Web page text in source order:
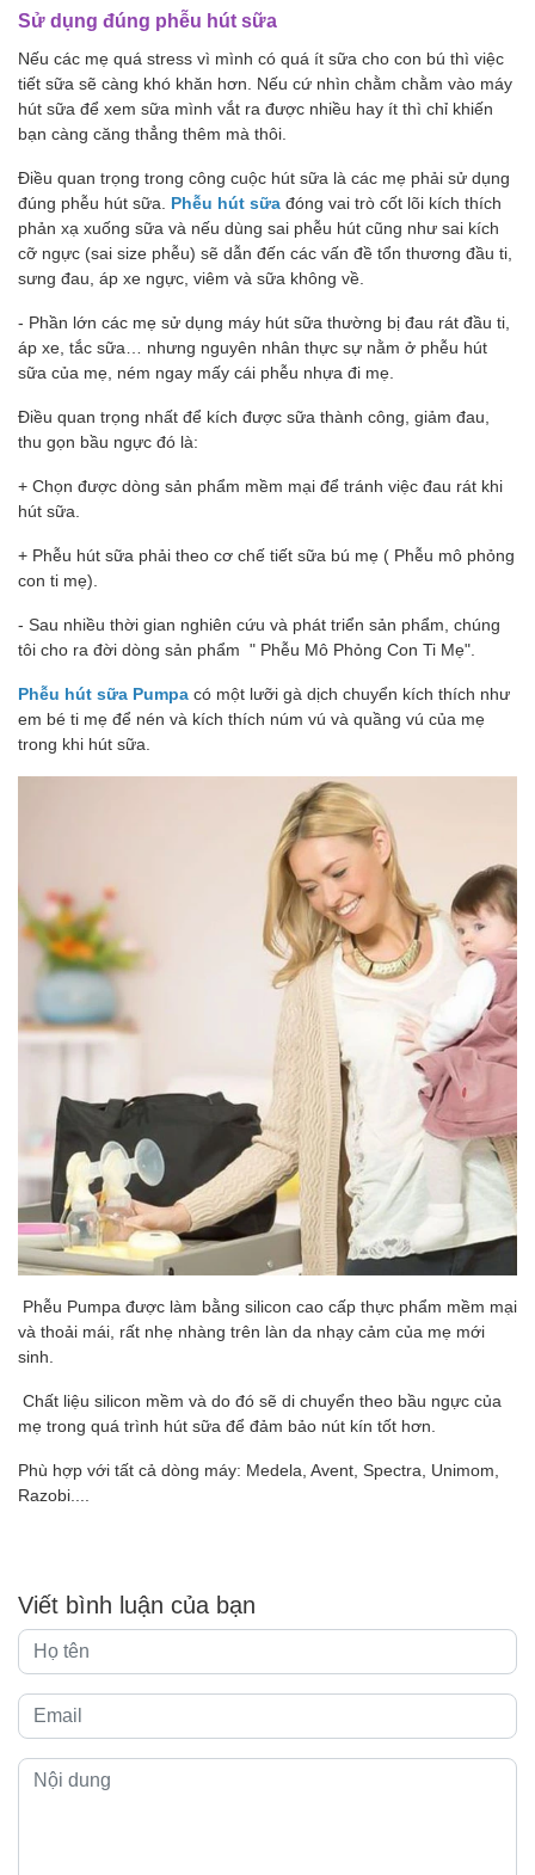
Sử dụng đúng phễu hút sữa
Nếu các mẹ quá stress vì mình có quá ít sữa cho con bú thì việc
tiết sữa sẽ càng khó khăn hơn. Nếu cứ nhìn chằm chằm vào máy
hút sữa để xem sữa mình vắt ra được nhiều hay ít thì chỉ khiến
bạn càng căng thẳng thêm mà thôi.
Điều quan trọng trong công cuộc hút sữa là các mẹ phải sử dụng
đúng phễu hút sữa. Phễu hút sữa đóng vai trò cốt lõi kích thích
phản xạ xuống sữa và nếu dùng sai phễu hút cũng như sai kích
cỡ ngực (sai size phễu) sẽ dẫn đến các vấn đề tổn thương đầu ti,
sưng đau, áp xe ngực, viêm và sữa không về.
- Phần lớn các mẹ sử dụng máy hút sữa thường bị đau rát đầu ti,
áp xe, tắc sữa… nhưng nguyên nhân thực sự nằm ở phễu hút
sữa của mẹ, ném ngay mấy cái phễu nhựa đi mẹ.
Điều quan trọng nhất để kích được sữa thành công, giảm đau,
thu gọn bầu ngực đó là:
+ Chọn được dòng sản phẩm mềm mại để tránh việc đau rát khi
hút sữa.
+ Phễu hút sữa phải theo cơ chế tiết sữa bú mẹ ( Phễu mô phỏng
con ti mẹ).
- Sau nhiều thời gian nghiên cứu và phát triển sản phẩm, chúng
tôi cho ra đời dòng sản phẩm " Phễu Mô Phỏng Con Ti Mẹ".
Phễu hút sữa Pumpa có một lưỡi gà dịch chuyển kích thích như
em bé ti mẹ để nén và kích thích núm vú và quầng vú của mẹ
trong khi hút sữa.
Phễu Pumpa được làm bằng silicon cao cấp thực phẩm mềm mại
và thoải mái, rất nhẹ nhàng trên làn da nhạy cảm của mẹ mới
sinh.
Chất liệu silicon mềm và do đó sẽ di chuyển theo bầu ngực của
mẹ trong quá trình hút sữa để đảm bảo nút kín tốt hơn.
Phù hợp với tất cả dòng máy: Medela, Avent, Spectra, Unimom,
Razobi....
Viết bình luận của bạn